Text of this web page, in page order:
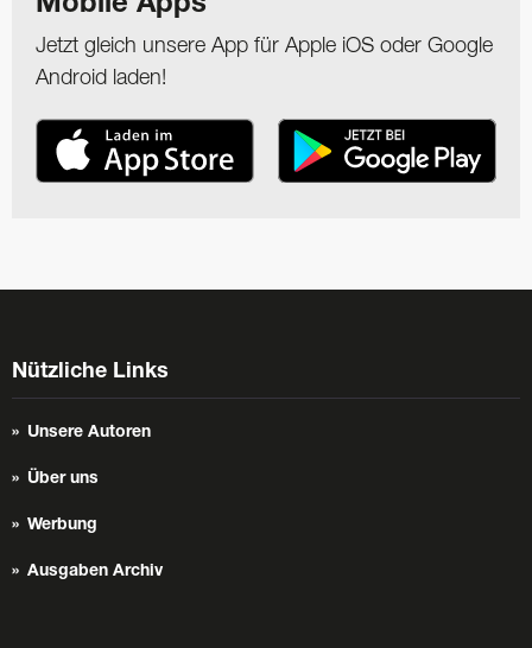
Jetzt gleich unsere App für Apple iOS oder Google
Android laden!
Nützliche Links
Unsere Autoren
Über uns
Werbung
Ausgaben Archiv